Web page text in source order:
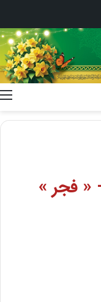
« فجر »